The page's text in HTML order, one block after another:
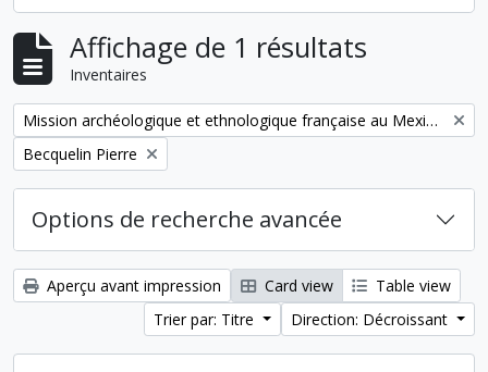
Affichage de 1 résultats
Inventaires
Remove filter:
Mission archéologique et ethnologique française au Mexique
Remove filter:
Becquelin Pierre
Options de recherche avancée
Aperçu avant impression Card view
Table view
Trier par: Titre
Direction: Décroissant